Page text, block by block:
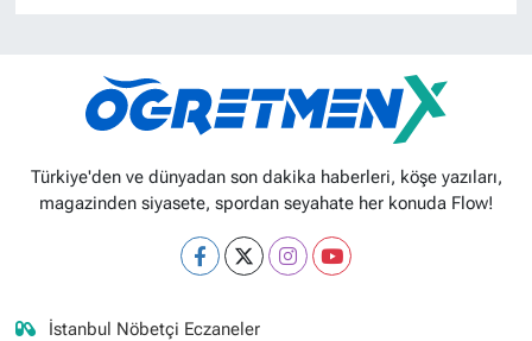
Türkiye'den ve dünyadan son dakika haberleri, köşe yazıları,
magazinden siyasete, spordan seyahate her konuda Flow!
İstanbul Nöbetçi Eczaneler